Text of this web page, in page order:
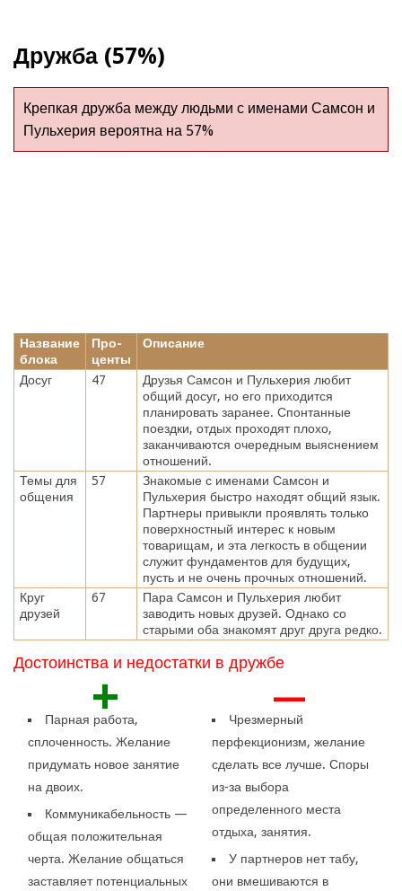
Дружба (57%)
Крепкая дружба между людьми с именами Самсон и
Пульхерия вероятна на 57%
Название
блока
Про-
центы
Описание
Досуг 47
Друзья Самсон и Пульхерия любит
общий досуг, но его приходится
планировать заранее. Спонтанные
поездки, отдых проходят плохо,
заканчиваются очередным выяснением
отношений.
Темы для
общения
57
Знакомые с именами Самсон и
Пульхерия быстро находят общий язык.
Партнеры привыкли проявлять только
поверхностный интерес к новым
товарищам, и эта легкость в общении
служит фундаментов для будущих,
пусть и не очень прочных отношений.
Круг
друзей
67
Пара Самсон и Пульхерия любит
заводить новых друзей. Однако со
старыми оба знакомят друг друга редко.
Достоинства и недостатки в дружбе
+
Парная работа,
сплоченность. Желание
придумать новое занятие
на двоих.
Коммуникабельность —
общая положительная
черта. Желание общаться
заставляет потенциальных
—
Чрезмерный
перфекционизм, желание
сделать все лучше. Споры
из-за выбора
определенного места
отдыха, занятия.
У партнеров нет табу,
они вмешиваются в